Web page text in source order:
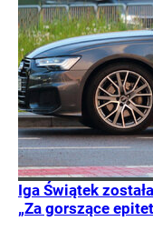
Iga Świątek
„Za gorszące